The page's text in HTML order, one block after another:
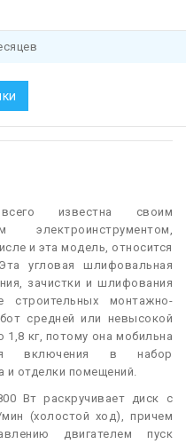
известна своим
электроинструментом,
и эта модель, относится
угловая шлифовальная
зачистки и шлифования
строительных монтажно-
средней или невысокой
1,8 кг, потому она мобильна
включения в набор
и отделки помещений.
Вт раскручивает диск с
(холостой ход), причем
двигателем пуск